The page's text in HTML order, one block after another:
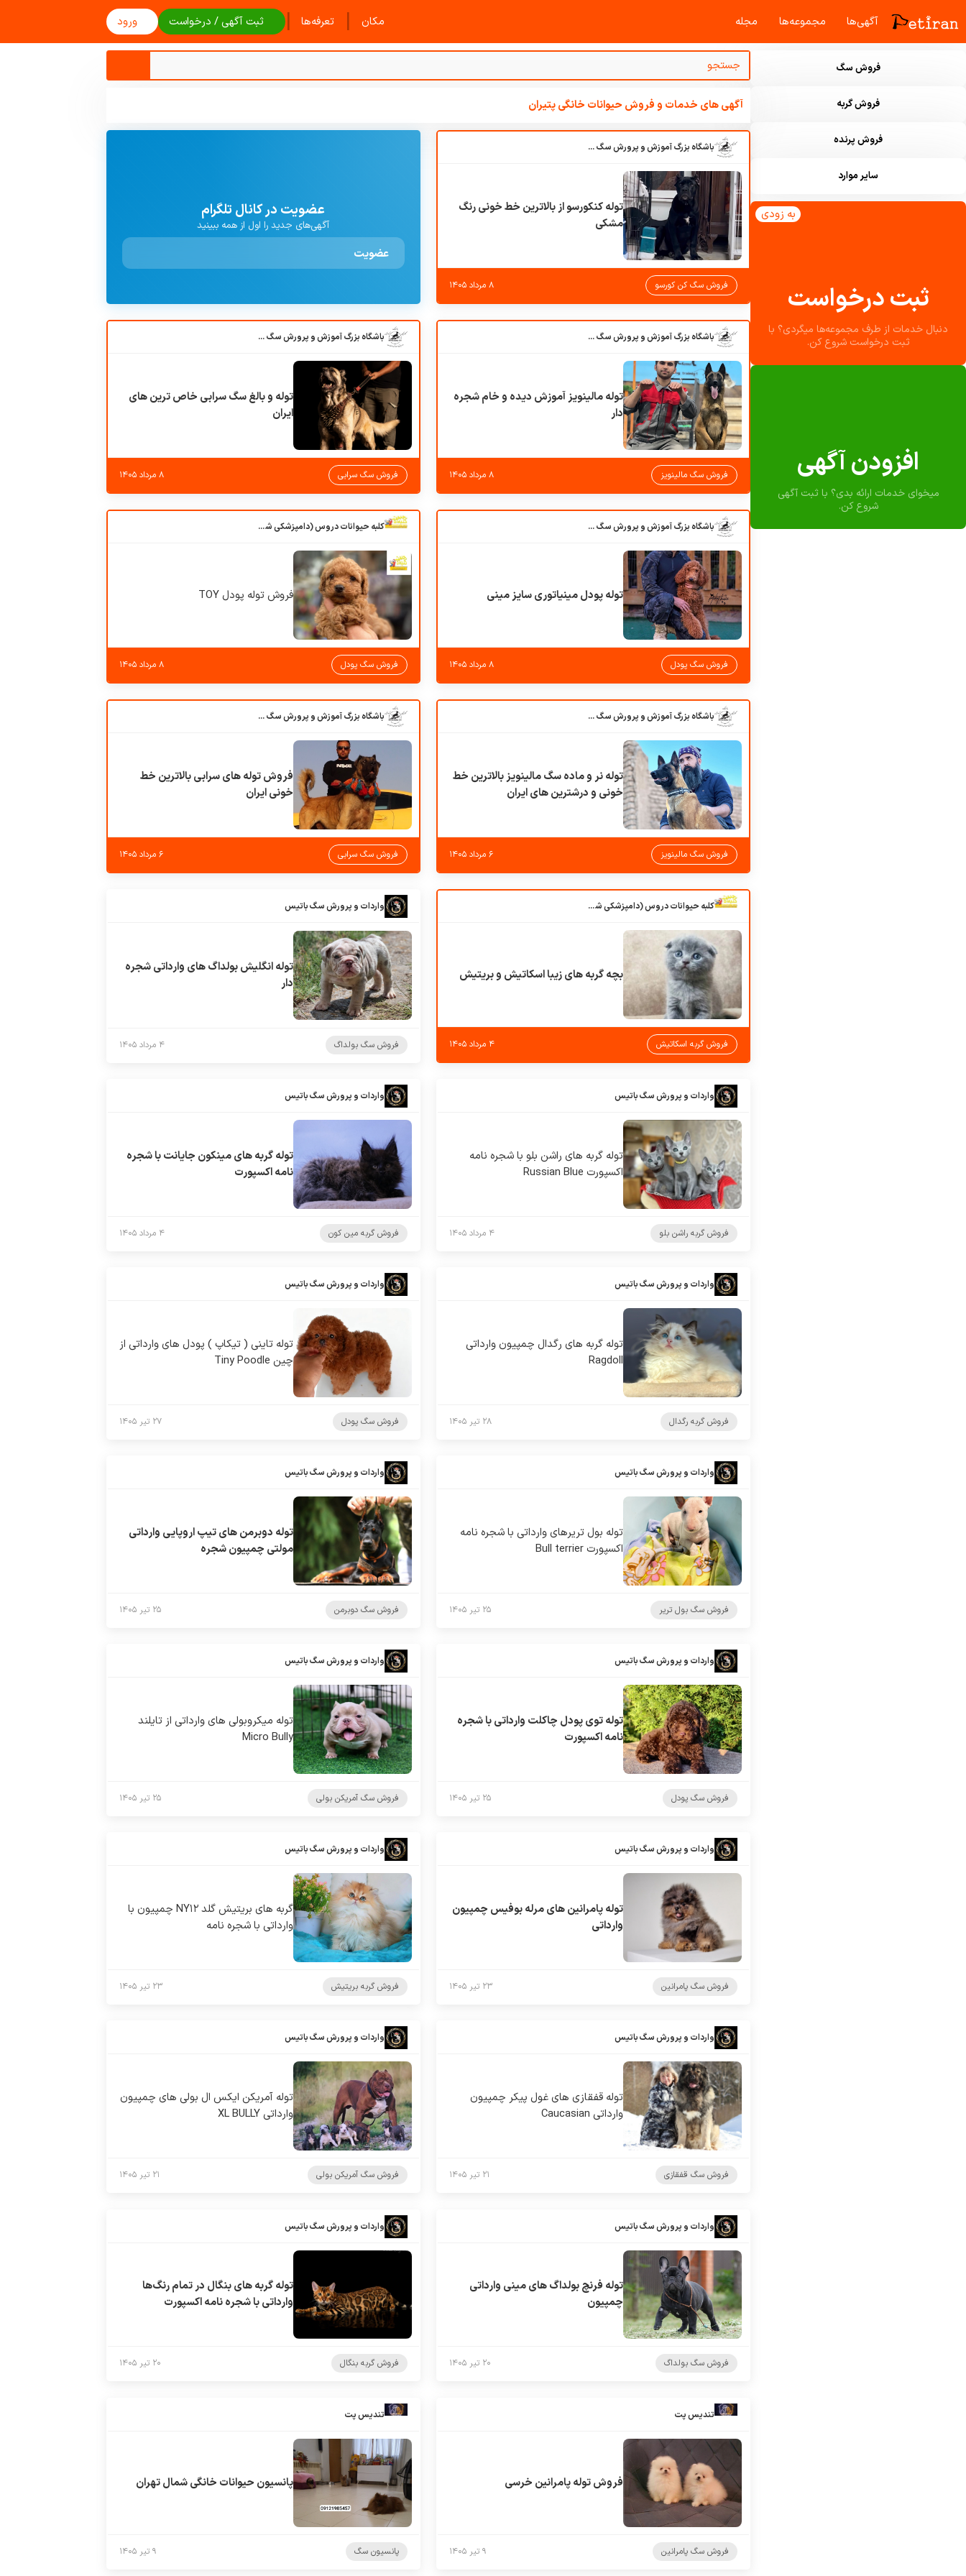
آگهی‌ها مجموعه‌ها مجله‌ مکان | تعرفه‌ها | ثبت آگهی / درخواست ورود
فروش سگ
فروش گربه
فروش پرنده
سایر موارد
ثبت درخواست
دنبال خدمات از طرف مجموعه‌ها میگردی؟ با
ثبت درخواست شروع کن.
به زودی
افزودن آگهی
میخوای خدمات ارائه بدی؟ با ثبت آگهی
شروع کن.
آگهی های خدمات و فروش حیوانات خانگی پتیران
باشگاه بزرگ آموزش و پرورش سگ کوهرج کنل
توله کنکورسو از بالاترین خط خونی رنگ
مشکی
فروش سگ کن کورسو ۸ مرداد ۱۴۰۵
عضویت در کانال تلگرام
آگهی‌های جدید را اول از همه ببینید
عضویت
باشگاه بزرگ آموزش و پرورش سگ کوهرج کنل
توله مالینویز آموزش دیده و خام شجره
دار
فروش سگ مالینویز ۸ مرداد ۱۴۰۵
باشگاه بزرگ آموزش و پرورش سگ کوهرج کنل
توله و بالغ سگ سرابی خاص ترین های
ایران
فروش سگ سرابی ۸ مرداد ۱۴۰۵
باشگاه بزرگ آموزش و پرورش سگ کوهرج کنل
توله پودل مینیاتوری سایز مینی
فروش سگ پودل ۸ مرداد ۱۴۰۵
کلبه حیوانات دروس (دامپزشکی شهرزاد)
فروش توله پودل TOY
فروش سگ پودل ۸ مرداد ۱۴۰۵
باشگاه بزرگ آموزش و پرورش سگ کوهرج کنل
توله نر و ماده سگ مالینویز بالاترین خط
خونی و درشترین های ایران
فروش سگ مالینویز ۶ مرداد ۱۴۰۵
باشگاه بزرگ آموزش و پرورش سگ کوهرج کنل
فروش توله های سرابی بالاترین خط
خونی ایران
فروش سگ سرابی ۶ مرداد ۱۴۰۵
کلبه حیوانات دروس (دامپزشکی شهرزاد)
بچه گربه های زیبا اسکاتیش و بریتیش
فروش گربه اسکاتیش ۴ مرداد ۱۴۰۵
واردات و پرورش سگ باتیس
توله انگلیش بولداگ های وارداتی شجره
دار
فروش سگ بولداگ ۴ مرداد ۱۴۰۵
واردات و پرورش سگ باتیس
توله گربه های راشن بلو با شجره نامه
اکسپورت Russian Blue
فروش گربه راشن بلو ۴ مرداد ۱۴۰۵
واردات و پرورش سگ باتیس
توله گربه های مینکون جایانت با شجره
نامه اکسپورت
فروش گربه مین کون ۴ مرداد ۱۴۰۵
واردات و پرورش سگ باتیس
توله گربه های رگدال چمپیون وارداتی
Ragdoll
فروش گربه رگدال ۲۸ تیر ۱۴۰۵
واردات و پرورش سگ باتیس
توله تاینی ( تیکاپ ) پودل های وارداتی از
چین Tiny Poodle
فروش سگ پودل ۲۷ تیر ۱۴۰۵
واردات و پرورش سگ باتیس
توله بول تریرهای وارداتی با شجره نامه
اکسپورت Bull terrier
فروش سگ بول تریر ۲۵ تیر ۱۴۰۵
واردات و پرورش سگ باتیس
توله دوبرمن های تیپ اروپایی وارداتی
مولتی چمپیون شجره
فروش سگ دوبرمن ۲۵ تیر ۱۴۰۵
واردات و پرورش سگ باتیس
توله توی پودل چاکلت وارداتی با شجره
نامه اکسپورت
فروش سگ پودل ۲۵ تیر ۱۴۰۵
واردات و پرورش سگ باتیس
توله میکروبولی های وارداتی از تایلند
Micro Bully
فروش سگ آمریکن بولی ۲۵ تیر ۱۴۰۵
واردات و پرورش سگ باتیس
توله پامرانین های مرله بوفیس چمپیون
وارداتی
فروش سگ پامرانین ۲۳ تیر ۱۴۰۵
واردات و پرورش سگ باتیس
گربه های بریتیش گلد NY۱۲ چمپیون با
وارداتی با شجره نامه
فروش گربه بریتیش ۲۳ تیر ۱۴۰۵
واردات و پرورش سگ باتیس
توله قفقازی های غول پیکر چمپیون
وارداتی Caucasian
فروش سگ قفقازی ۲۱ تیر ۱۴۰۵
واردات و پرورش سگ باتیس
توله آمریکن ایکس ال بولی های چمپیون
وارداتی XL BULLY
فروش سگ آمریکن بولی ۲۱ تیر ۱۴۰۵
واردات و پرورش سگ باتیس
توله فرنچ بولداگ های مینی وارداتی
چمپیون
فروش سگ بولداگ ۲۰ تیر ۱۴۰۵
واردات و پرورش سگ باتیس
توله گربه های بنگال در تمام رنگ‌ها
وارداتی با شجره نامه اکسپورت
فروش گربه بنگال ۲۰ تیر ۱۴۰۵
تندیس پت
فروش توله پامرانین خرسی
فروش سگ پامرانین ۹ تیر ۱۴۰۵
تندیس پت
پانسیون حیوانات خانگی شمال تهران
پانسیون سگ ۹ تیر ۱۴۰۵